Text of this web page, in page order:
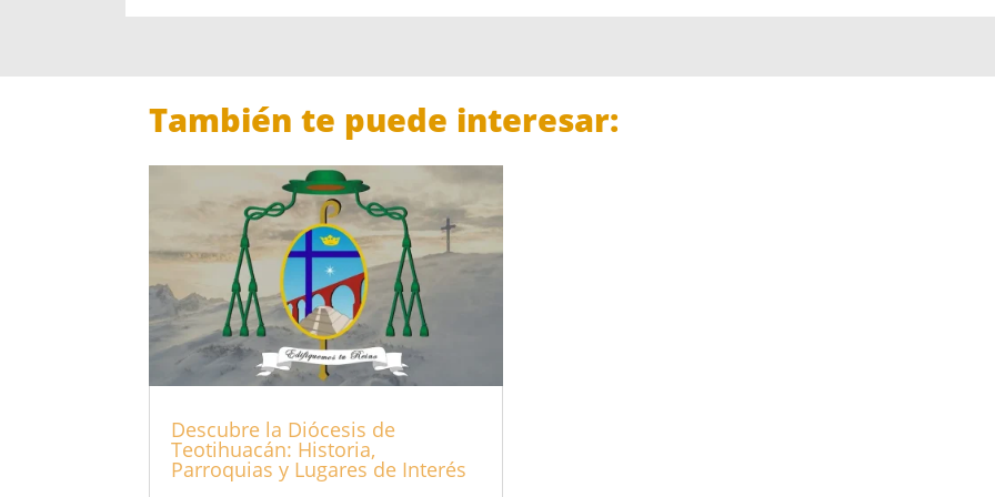
También te puede interesar:
Descubre la Diócesis de
Teotihuacán: Historia,
Parroquias y Lugares de Interés